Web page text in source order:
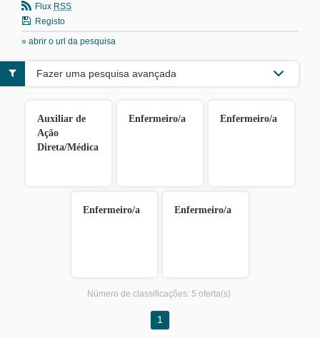
Flux RSS
Registo
» abrir o url da pesquisa
Auxiliar de
Ação
Direta/Médica
Enfermeiro/a Enfermeiro/a
Enfermeiro/a Enfermeiro/a
Fazer uma pesquisa avançada
Número de classificações: 5 oferta(s)
1